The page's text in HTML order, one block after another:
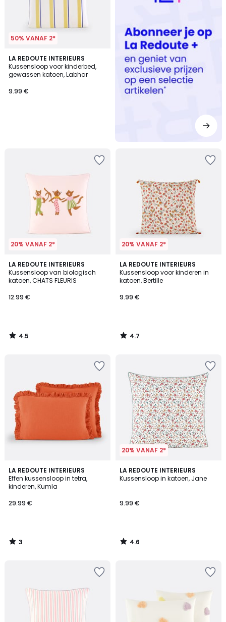
50% VANAF 2*
LA REDOUTE INTERIEURS
Kussensloop voor kinderbed,
gewassen katoen, Labhar
9.99 €
20% VANAF 2*
LA REDOUTE INTERIEURS
Kussensloop van biologisch
katoen, CHATS FLEURIS
12.99 €
4.5
/ 5
4.5
/
20% VANAF 2*
LA REDOUTE INTERIEURS
Kussensloop voor kinderen in
katoen, Bertille
9.99 €
4.7
/ 5
4.7
/
LA REDOUTE INTERIEURS
Effen kussensloop in tetra,
kinderen, Kumla
29.99 €
3
/
5
3
/
20% VANAF 2*
LA REDOUTE INTERIEURS
Kussensloop in katoen, Jane
9.99 €
4.6
/ 5
4.6
/